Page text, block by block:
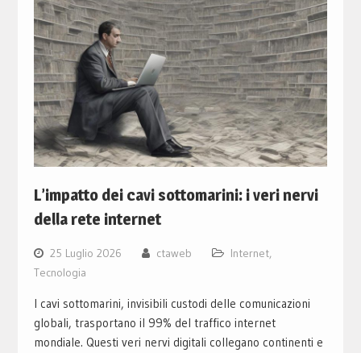
L’impatto dei cavi sottomarini: i veri nervi
della rete internet
25 Luglio 2026 ctaweb Internet,
Tecnologia
I cavi sottomarini, invisibili custodi delle comunicazioni
globali, trasportano il 99% del traffico internet
mondiale. Questi veri nervi digitali collegano continenti e